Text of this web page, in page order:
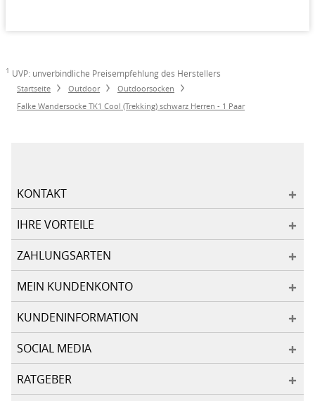
1 UVP: unverbindliche Preisempfehlung des Herstellers
Startseite Outdoor
Outdoorsocken
Falke Wandersocke TK1 Cool (Trekking) schwarz Herren - 1 Paar
KONTAKT
IHRE VORTEILE
ZAHLUNGSARTEN
MEIN KUNDENKONTO
KUNDENINFORMATION
SOCIAL MEDIA
RATGEBER